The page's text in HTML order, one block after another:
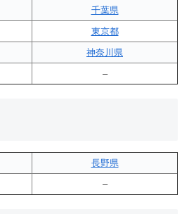
千葉県
東京都
神奈川県
–
長野県
–